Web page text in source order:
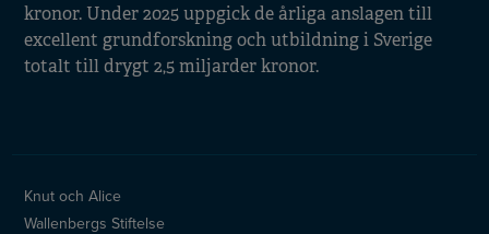
kronor. Under 2025 uppgick de årliga anslagen till
excellent grundforskning och utbildning i Sverige
totalt till drygt 2,5 miljarder kronor.
Knut och Alice
Wallenbergs Stiftelse